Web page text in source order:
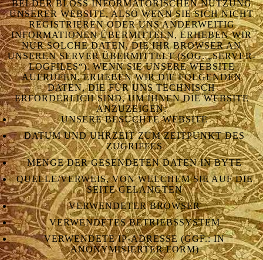
BEI DER BLOSS INFORMATORISCHEN NUTZUNG U
NSERER WEBSITE, ALSO WENN SIE SICH NICHT R
EGISTRIEREN ODER UNS ANDERWEITIG I
NFORMATIONEN ÜBERMITTELN, ERHEBEN WIR N
UR SOLCHE DATEN, DIE IHR BROWSER AN U
NSEREN SERVER ÜBERMITTELT (SOG. „SERVER-L
OGFILES“). WENN SIE UNSERE WEBSITE A
UFRUFEN, ERHEBEN WIR DIE FOLGENDEN D
ATEN, DIE FÜR UNS TECHNISCH E
RFORDERLICH SIND, UM IHNEN DIE WEBSITE A
NZUZEIGEN:
UNSERE BESUCHTE WEBSITE
DATUM UND UHRZEIT ZUM ZEITPUNKT DES
ZUGRIFFES
MENGE DER GESENDETEN DATEN IN BYTE
QUELLE/VERWEIS, VON WELCHEM SIE AUF DIE
SEITE GELANGTEN
VERWENDETER BROWSER
VERWENDETES BETRIEBSSYSTEM
VERWENDETE IP-ADRESSE (GGF.: IN
ANONYMISIERTER FORM)